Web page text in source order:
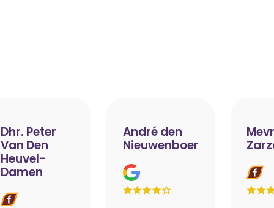
Dhr. Peter
Van Den
Heuvel-
Damen
André den
Nieuwenboer